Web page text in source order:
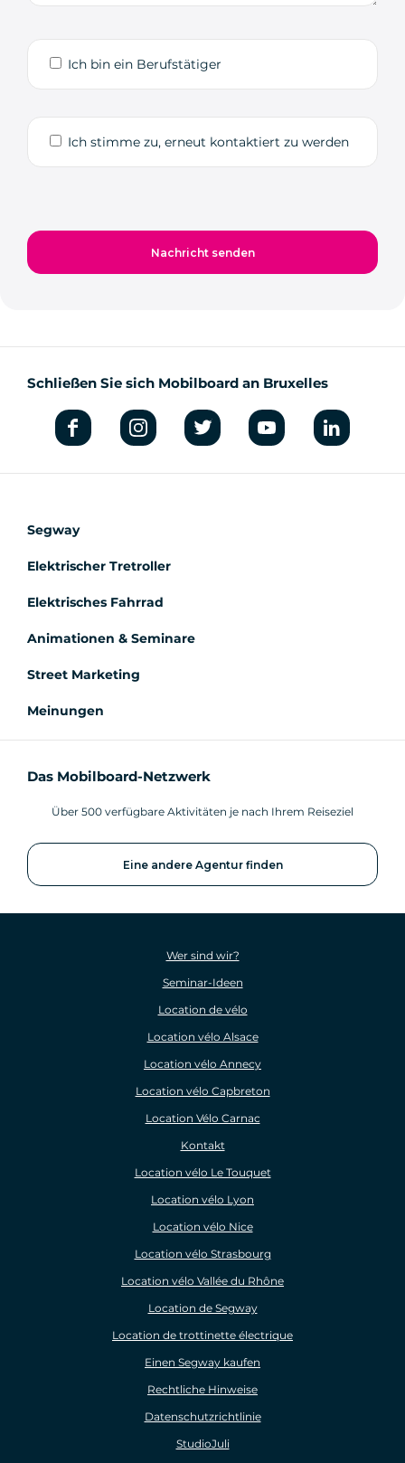
Ich bin ein Berufstätiger
Ich stimme zu, erneut kontaktiert zu werden
Schließen Sie sich Mobilboard an Bruxelles
Segway
Elektrischer Tretroller
Elektrisches Fahrrad
Animationen & Seminare
Street Marketing
Meinungen
Das Mobilboard-Netzwerk
Über 500 verfügbare Aktivitäten je nach Ihrem Reiseziel
Eine andere Agentur finden
Wer sind wir?
Seminar-Ideen
Location de vélo
Location vélo Alsace
Location vélo Annecy
Location vélo Capbreton
Location Vélo Carnac
Kontakt
Location vélo Le Touquet
Location vélo Lyon
Location vélo Nice
Location vélo Strasbourg
Location vélo Vallée du Rhône
Location de Segway
Location de trottinette électrique
Einen Segway kaufen
Rechtliche Hinweise
Datenschutzrichtlinie
StudioJuli